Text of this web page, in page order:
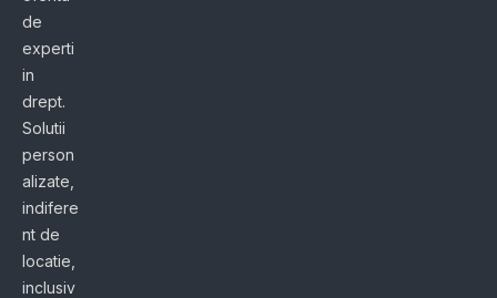
de
experti
in
drept.
Solutii
person
alizate,
indifere
nt de
locatie,
inclusiv